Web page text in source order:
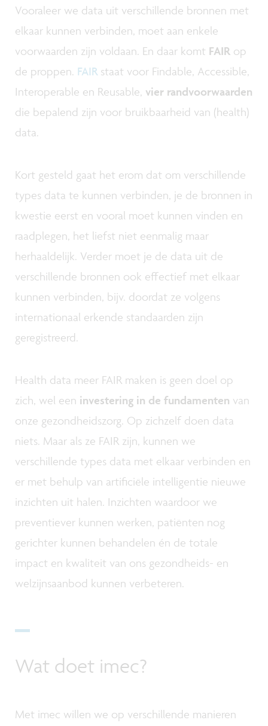
Vooraleer we data uit verschillende bronnen met
elkaar kunnen verbinden, moet aan enkele
voorwaarden zijn voldaan. En daar komt FAIR op
de proppen. FAIR staat voor Findable, Accessible,
Interoperable en Reusable, vier randvoorwaarden
die bepalend zijn voor bruikbaarheid van (health)
data.
Kort gesteld gaat het erom dat om verschillende
types data te kunnen verbinden, je de bronnen in
kwestie eerst en vooral moet kunnen vinden en
raadplegen, het liefst niet eenmalig maar
herhaaldelijk. Verder moet je de data uit de
verschillende bronnen ook effectief met elkaar
kunnen verbinden, bijv. doordat ze volgens
internationaal erkende standaarden zijn
geregistreerd.
Health data meer FAIR maken is geen doel op
zich, wel een investering in de fundamenten van
onze gezondheidszorg. Op zichzelf doen data
niets. Maar als ze FAIR zijn, kunnen we
verschillende types data met elkaar verbinden en
er met behulp van artificiële intelligentie nieuwe
inzichten uit halen. Inzichten waardoor we
preventiever kunnen werken, patiënten nog
gerichter kunnen behandelen én de totale
impact en kwaliteit van ons gezondheids- en
welzijnsaanbod kunnen verbeteren.
Wat doet imec?
Met imec willen we op verschillende manieren